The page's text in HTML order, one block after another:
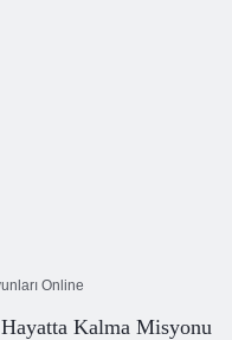
Online
Kalma Misyonu